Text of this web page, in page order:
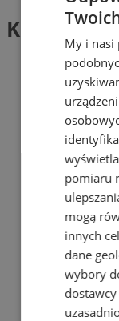
Krzysztof
My i nasi
pomiaru
mogą
innych
dane
wybory